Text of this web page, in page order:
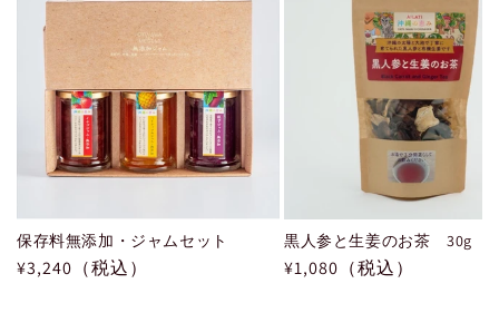
保存料無添加・ジャムセット
通
¥3,240（税込）
黒人参と生姜のお茶 30g
通
¥1,080（税込）